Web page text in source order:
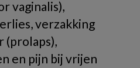
vaginalis),
verzakking
(prolaps),
en pijn bij vrijen